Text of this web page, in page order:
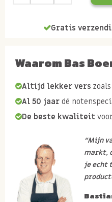
Gratis
Waarom Bas
Altijd lekker vers
Al 50 jaar dé
De beste kwaliteit
“Mijn
markt,
je echt